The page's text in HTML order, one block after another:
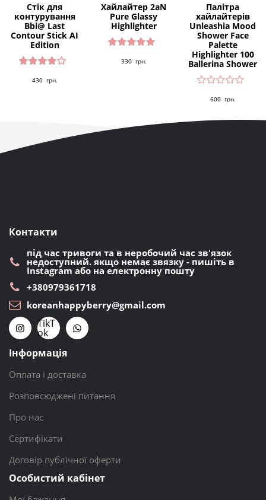
Стік для
контурування
Bbi@ Last
Contour Stick AI
Edition
о в4.00
430 грн.
Хайлайтер 2aN
Pure Glassy
Highlighter
5.00з 5
330 грн.
Палітра
хайлайтерів
Unleashia Mood
Shower Face
Palette
Highlighter 100
Ballerina Shower
600 грн.
Контакти
під час тривоги та в неробочий час зв'язок
недоступний. якщо немає звязку - пишіть в
Instagram або на електронну пошту
+380979361718
koreanhappyberry@gmail.com
TikT
ok
Інформація
Оплата і доставка
Розповсюджені питання
Про нас
Сертифікати
Договір публічної оферти
Особистий кабінет